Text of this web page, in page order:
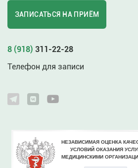
ЗАПИСАТЬСЯ НА ПРИЁМ
8 (918) 311-22-28
Телефон для записи